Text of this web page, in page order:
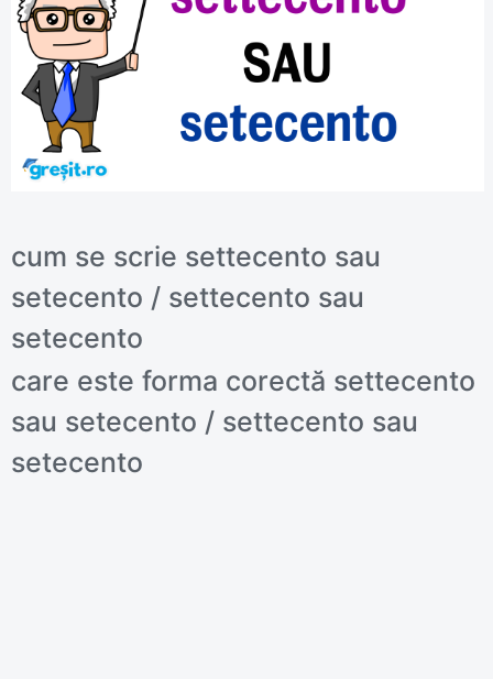
cum se scrie settecento sau
setecento / settecento sau
setecento
care este forma corectă settecento
sau setecento / settecento sau
setecento